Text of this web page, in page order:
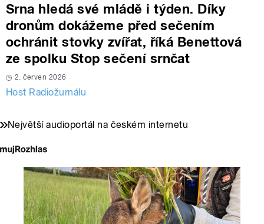
Srna hledá své mládě i týden. Díky
dronům dokážeme před sečením
ochránit stovky zvířat, říká Benettová
ze spolku Stop sečení srnčat
2. červen 2026
Host Radiožurnálu
Největší audioportál na českém internetu